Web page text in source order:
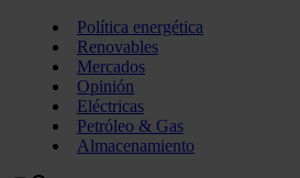
Política energética
Renovables
Mercados
Opinión
Eléctricas
Petróleo & Gas
Almacenamiento